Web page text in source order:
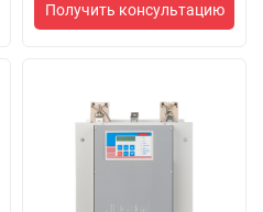
Получить консультацию